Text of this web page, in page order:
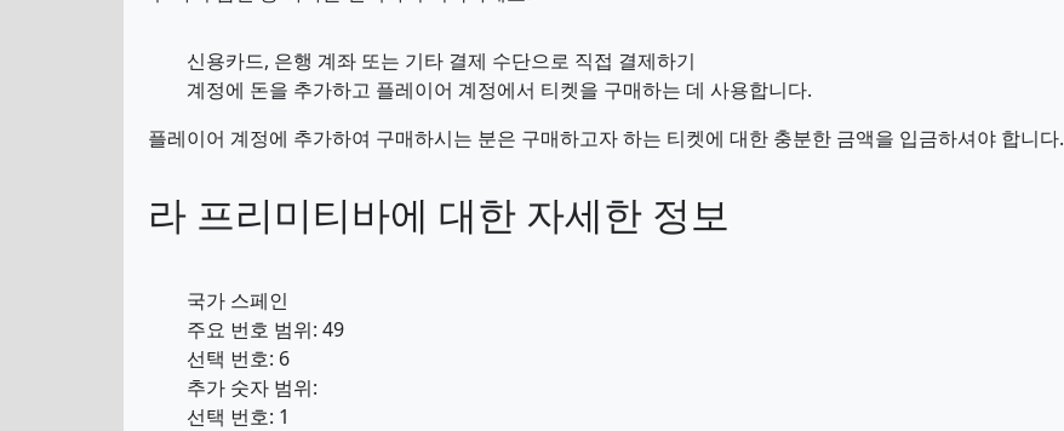
신용카드, 은행 계좌 또는 기타 결제 수단으로 직접 결제하기
계정에 돈을 추가하고 플레이어 계정에서 티켓을 구매하는 데 사용합니다.
플레이어 계정에 추가하여 구매하시는 분은 구매하고자 하는 티켓에 대한 충분한 금액을 입금하셔야 합니다.
라 프리미티바에 대한 자세한 정보
국가 스페인
주요 번호 범위: 49
선택 번호: 6
추가 숫자 범위:
선택 번호: 1